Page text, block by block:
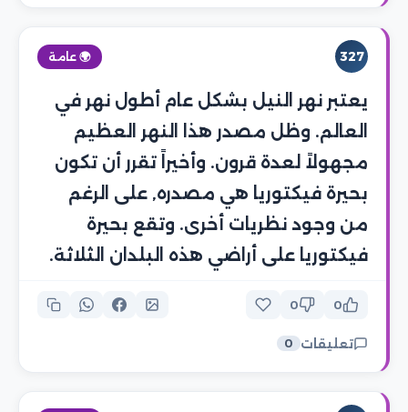
327 🌍 عامة
يعتبر نهر النيل بشكل عام أطول نهر في
العالم. وظل مصدر هذا النهر العظيم
مجهولاً لعدة قرون. وأخيراً تقرر أن تكون
بحيرة فيكتوريا هي مصدره, على الرغم
من وجود نظريات أخرى. وتقع بحيرة
فيكتوريا على أراضي هذه البلدان الثلاثة.
0
0
تعليقات 0